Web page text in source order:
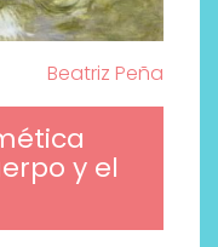
Beatriz Peña
y el